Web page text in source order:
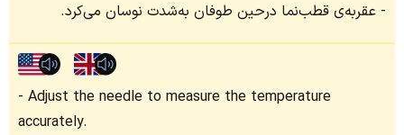
عقربه‌ی قطب‌نما درحین طوفان به‌شدت نوسان می‌کرد.
Adjust the needle to measure the temperature
accurately.